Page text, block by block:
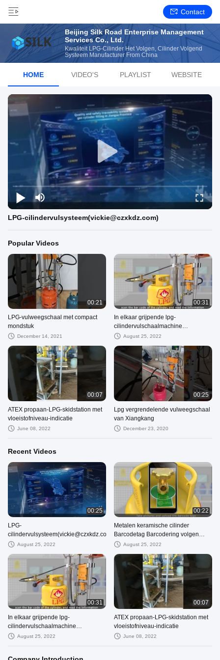
Contact
Beijing Silk Road Enterprise Management
Services Co., Ltd.
Kwaliteit LPG-Cilinder Het Volgen, Cilinder Volgend
Systeem Manufacturer From China
HOME VIDEO'S PLAYLIST WEBSITE
LPG-cilindervulsysteem(vickie@czxkdz.com)
Popular Videos
00:21
LPG-vulweegschaal met compact
mondstuk
December 14, 2021
00:31
In elkaar grijpende lpg-
cilindervulschaalmachine
(vickie@czxkdz.com)
August 25, 2022
00:07
ATEX propaan-LPG-skidstation met
vloeistofniveau-indicatie
June 08, 2022
00:25
Lpg vergrendelende vulweegschaal
van Xiangkang
December 23, 2020
Recent Videos
00:25
LPG-
cilindervulsysteem(vickie@czxkdz.com)
August 25, 2022
00:22
Metalen keramische cilinder
Barcodetag Barcodering volgen
(vickie@czxkdz.com)
August 25, 2022
00:31
In elkaar grijpende lpg-
cilindervulschaalmachine
(vickie@czxkdz.com)
August 25, 2022
00:07
ATEX propaan-LPG-skidstation met
vloeistofniveau-indicatie
June 08, 2022